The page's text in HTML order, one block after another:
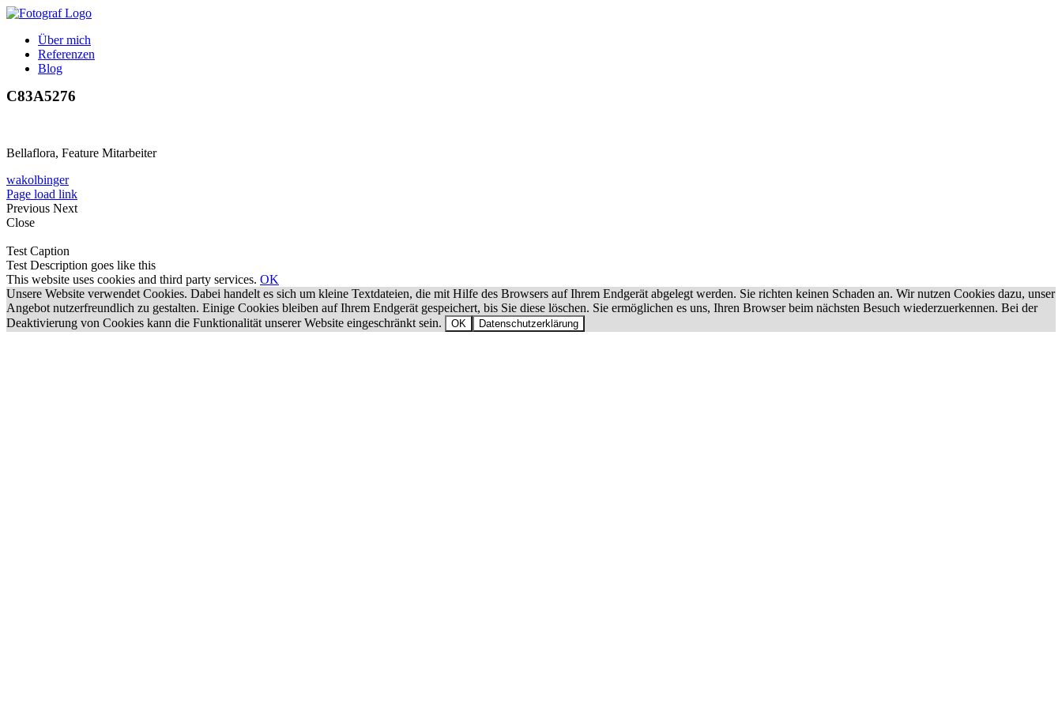
Zum
springenÜber mich
Referenzen
Blog
C83A5276
Bellaflora, Feature Mitarbeiter
wakolbinger
Page load link
Previous Next
Close
Test Caption
Test Description goes like this
This website uses cookies and third party services. OK
Unsere Website verwendet Cookies. Dabei handelt es sich um kleine Textdateien, die mit Hilfe des Browsers auf Ihrem Endgerät abgelegt werden. Sie richten keinen Schaden an. Wir nutzen Cookies dazu, unser
Angebot nutzerfreundlich zu gestalten. Einige Cookies bleiben auf Ihrem Endgerät gespeichert, bis Sie diese löschen. Sie ermöglichen es uns, Ihren Browser beim nächsten Besuch wiederzuerkennen. Bei der
Deaktivierung von Cookies kann die Funktionalität unserer Website eingeschränkt sein.
OK Datenschutzerklärung